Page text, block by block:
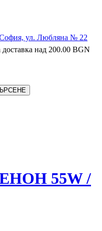
ул. Любляна № 22
доставка над 200.00 BGN
55W /